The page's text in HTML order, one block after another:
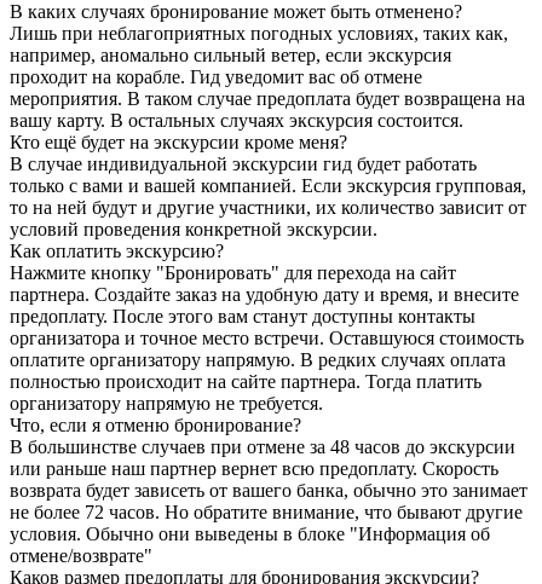
В каких случаях бронирование может быть отменено?
Лишь при неблагоприятных погодных условиях, таких как,
например, аномально сильный ветер, если экскурсия
проходит на корабле. Гид уведомит вас об отмене
мероприятия. В таком случае предоплата будет возвращена на
вашу карту. В остальных случаях экскурсия состоится.
Кто ещё будет на экскурсии кроме меня?
В случае индивидуальной экскурсии гид будет работать
только с вами и вашей компанией. Если экскурсия групповая,
то на ней будут и другие участники, их количество зависит от
условий проведения конкретной экскурсии.
Как оплатить экскурсию?
Нажмите кнопку "Бронировать" для перехода на сайт
партнера. Создайте заказ на удобную дату и время, и внесите
предоплату. После этого вам станут доступны контакты
организатора и точное место встречи. Оставшуюся стоимость
оплатите организатору напрямую. В редких случаях оплата
полностью происходит на сайте партнера. Тогда платить
организатору напрямую не требуется.
Что, если я отменю бронирование?
В большинстве случаев при отмене за 48 часов до экскурсии
или раньше наш партнер вернет всю предоплату. Скорость
возврата будет зависеть от вашего банка, обычно это занимает
не более 72 часов. Но обратите внимание, что бывают другие
условия. Обычно они выведены в блоке "Информация об
отмене/возврате"
Каков размер предоплаты для бронирования экскурсии?